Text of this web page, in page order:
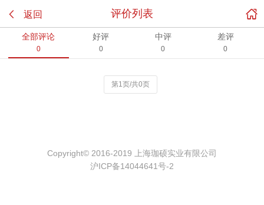
 返回 评价列表 
全部评论
0
好评
0
中评
0
差评
0
第1页/共0页
Copyright© 2016-2019 上海珈硕实业有限公司
沪ICP备14044641号-2